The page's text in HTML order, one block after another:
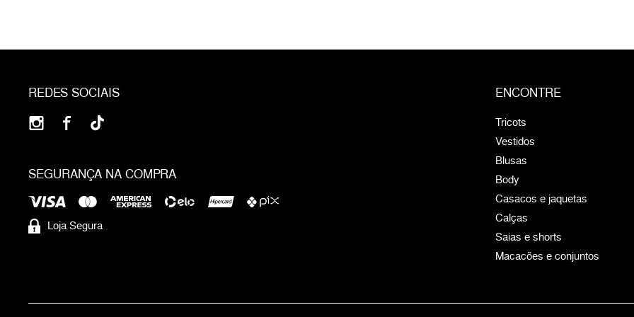
REDES SOCIAIS
SEGURANÇA NA COMPRA
Loja Segura
ENCONTRE
Tricots
Vestidos
Blusas
Body
Casacos e jaquetas
Calças
Saias e shorts
Macacões e conjuntos